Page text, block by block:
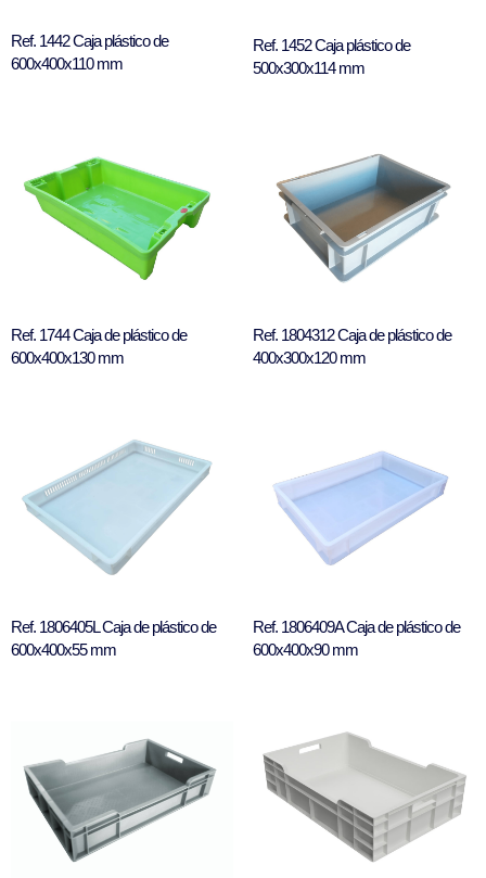
Ref. 1442 Caja plástico de
600x400x110 mm
Ref. 1452 Caja plástico de
500x300x114 mm
Ref. 1744 Caja de plástico de
600x400x130 mm
Ref. 1804312 Caja de plástico de
400x300x120 mm
Ref. 1806405L Caja de plástico de
600x400x55 mm
Ref. 1806409A Caja de plástico de
600x400x90 mm